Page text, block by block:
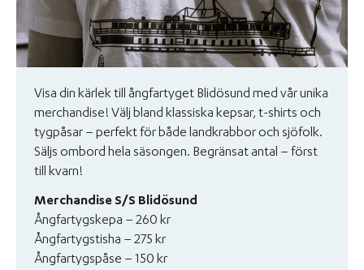
Visa din kärlek till ångfartyget Blidösund med vår unika
merchandise! Välj bland klassiska kepsar, t-shirts och
tygpåsar – perfekt för både landkrabbor och sjöfolk.
Säljs ombord hela säsongen. Begränsat antal – först
till kvarn!
Merchandise S/S Blidösund
Ångfartygskepa – 260 kr
Ångfartygstisha – 275 kr
Ångfartygspåse – 150 kr